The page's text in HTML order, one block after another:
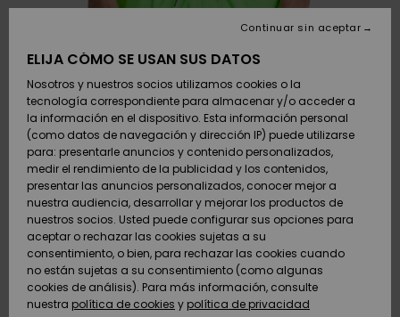
Zapatos y
chanclas
Surf
Snow
Novedades
Zapatos y
chanclas
Surf
Snow
Novedades
Destacados
Snow
SURF
Highlights
Comunidad
SNOW
Snow Niños
Tienda
Snow Mujer
Destacados
Comunidad
DOBLE
PROMO
Outlet
Mujer
AYUDA &
CONTACTO
Envio
Devoluciones
Pago
Tarjeta de
regalo
Quiksilver
Freedom
Protección de
datos
personales
ELIJA CÓMO SE USAN SUS DATOS
Nosotros y nuestros socios utilizamos cookies o la
tecnología correspondiente para almacenar y/o acceder a
la información en el dispositivo. Esta información personal
(como datos de navegación y dirección IP) puede utilizarse
para: presentarle anuncios y contenido personalizados,
medir el rendimiento de la publicidad y los contenidos,
presentar las anuncios personalizados, conocer mejor a
nuestra audiencia, desarrollar y mejorar los productos de
nuestros socios. Usted puede configurar sus opciones para
aceptar o rechazar las cookies sujetas a su
consentimiento, o bien, para rechazar las cookies cuando
no están sujetas a su consentimiento (como algunas
cookies de análisis). Para más información, consulte
nuestra política de cookies y política de privacidad
Continuar sin aceptar